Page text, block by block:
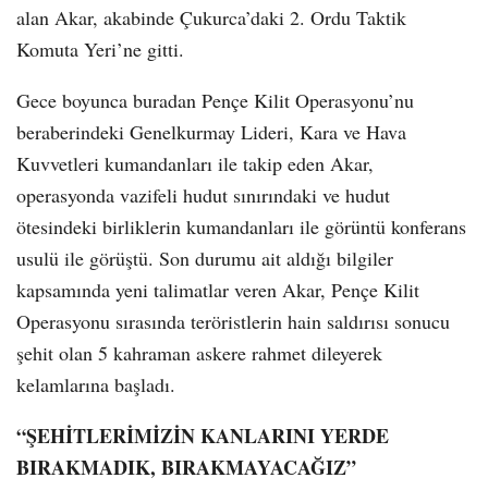
alan Akar, akabinde Çukurca’daki 2. Ordu Taktik
Komuta Yeri’ne gitti.
Gece boyunca buradan Pençe Kilit Operasyonu’nu
beraberindeki Genelkurmay Lideri, Kara ve Hava
Kuvvetleri kumandanları ile takip eden Akar,
operasyonda vazifeli hudut sınırındaki ve hudut
ötesindeki birliklerin kumandanları ile görüntü konferans
usulü ile görüştü. Son durumu ait aldığı bilgiler
kapsamında yeni talimatlar veren Akar, Pençe Kilit
Operasyonu sırasında teröristlerin hain saldırısı sonucu
şehit olan 5 kahraman askere rahmet dileyerek
kelamlarına başladı.
“ŞEHİTLERİMİZİN KANLARINI YERDE
BIRAKMADIK, BIRAKMAYACAĞIZ”